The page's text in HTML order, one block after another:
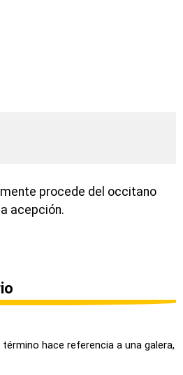
procede del occitano
acepción.
hace referencia a una galera,